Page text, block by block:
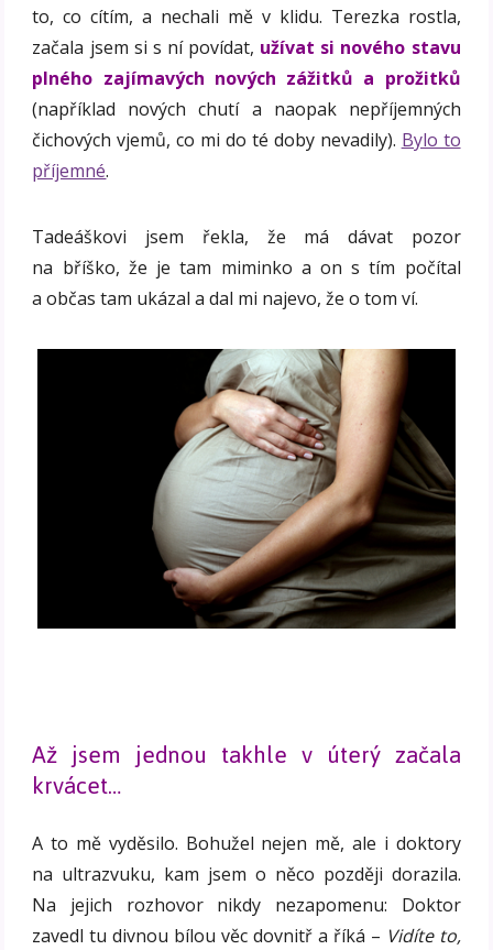
to, co cítím, a nechali mě v klidu. Terezka rostla,
začala jsem si s ní povídat, užívat si nového stavu
plného zajímavých nových zážitků a prožitků
(například nových chutí a naopak nepříjemných
čichových vjemů, co mi do té doby nevadily). Bylo to
příjemné.
Tadeáškovi jsem řekla, že má dávat pozor
na bříško, že je tam miminko a on s tím počítal
a občas tam ukázal a dal mi najevo, že o tom ví.
Až jsem jednou takhle v úterý začala
krvácet…
A to mě vyděsilo. Bohužel nejen mě, ale i doktory
na ultrazvuku, kam jsem o něco později dorazila.
Na jejich rozhovor nikdy nezapomenu: Doktor
zavedl tu divnou bílou věc dovnitř a říká – Vidíte to,